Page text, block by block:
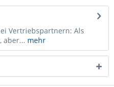
Vertriebspartnern: Als
aber... mehr